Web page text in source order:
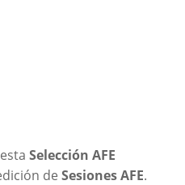
Selección AFE
de Sesiones AFE.